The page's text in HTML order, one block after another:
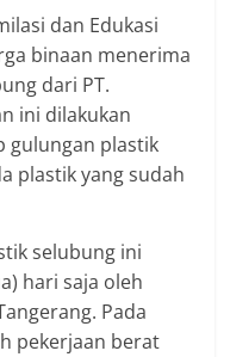
dan Edukasi
binaan menerima
dari PT.
ini dilakukan
gulungan plastik
plastik yang sudah
selubung ini
hari saja oleh
Pada
pekerjaan berat